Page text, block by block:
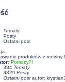
Tematy
Posty
Ostatni post
produktów z rodziny
Pomocy?!
384 Tematy
3829 Posty
Ostatni postautor: